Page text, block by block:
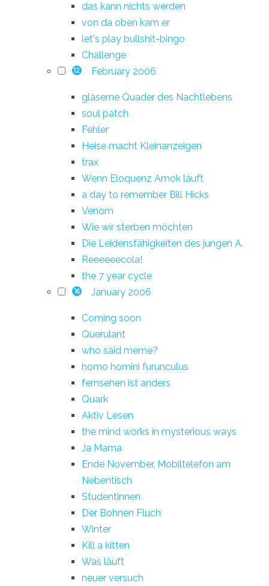
das kann nichts werden
von da oben kam er
let's play bullshit-bingo
Challenge
12 February 2006
gläserne Quader des Nachtlebens
soul patch
Fehler
Heise macht Kleinanzeigen
trax
Wenn Eloquenz Amok läuft
a day to remember Bill Hicks
Venom
Wie wir sterben möchten
Die Leidensfähigkeiten des jungen A.
Reeeeeecola!
the 7 year cycle
16 January 2006
Coming soon
Querulant
who said meme?
homo homini furunculus
fernsehen ist anders
Quark
Aktiv Lesen
the mind works in mysterious ways
Ja Mama
Ende November, Mobiltelefon am
Nebentisch
Studentinnen
Der Bohnen Fluch
Winter
Kill a kitten
Was läuft
neuer versuch